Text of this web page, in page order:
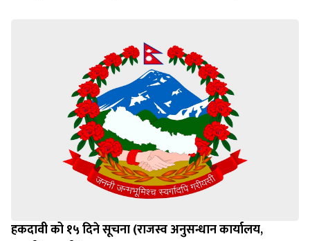
हकदावी को १५ दिने सूचना (राजस्व अनुसन्धान कार्यालय,